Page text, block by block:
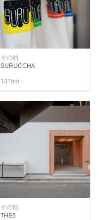
その他
SURUCCHA
1315m
その他
THE6